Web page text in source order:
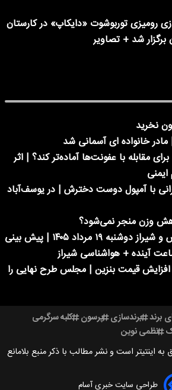
رومیزی توربوشوت «دایکاپ» در کارستان
برگزار شد + تصاویر
نخرید
خانواده ای آسمانی شد
مقابله با عفونت‌ها آماده‌تر کند؟ | اثر
با آمپول دوست دخترش | در یوسف‌آباد
وزن منجر نمی‌شود؟
وضعیت هوای فردا فارس و شیراز دوشنبه ۱۹ مرداد ۱۴۰۵ | پیش بینی
افزایش قیمت بنزین | مجلس طرح نهایی را
برند برندسازی پرسون کلبه سرگرمی
نظمی نوین
اینتیتر است و نشر مطالب با ذکر منبع بلامانع
طراحی سایت خبری آسام